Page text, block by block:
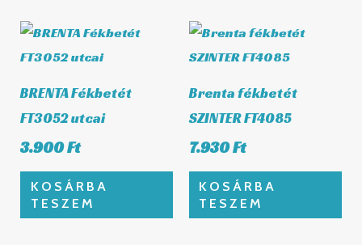
BRENTA Fékbetét
FT3052 utcai
3.900Ft
KOSÁRBA
TESZEM
Brenta fékbetét
SZINTER FT4085
7.930Ft
KOSÁRBA
TESZEM